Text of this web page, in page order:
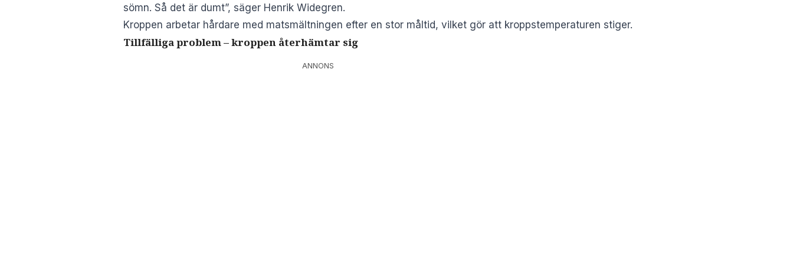
sömn. Så det är dumt”, säger Henrik Widegren.
Kroppen arbetar hårdare med matsmältningen efter en stor måltid, vilket gör att kroppstemperaturen stiger.
Tillfälliga problem – kroppen återhämtar sig
ANNONS